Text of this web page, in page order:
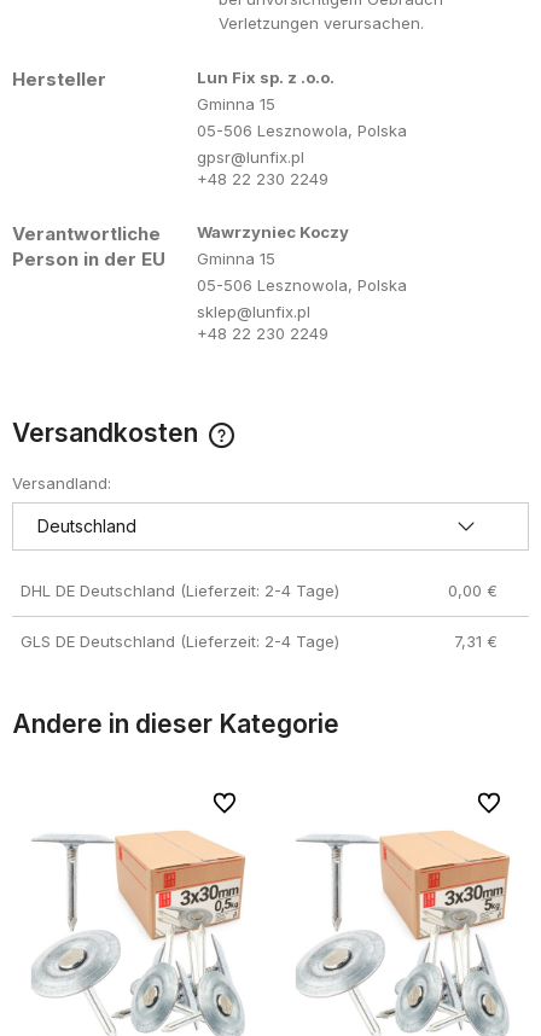
Verletzungen verursachen.
Hersteller
Lun Fix sp. z .o.o.
Gminna 15
05-506 Lesznowola, Polska
gpsr@lunfix.pl
+48 22 230 2249
Verantwortliche
Person in der EU
Wawrzyniec Koczy
Gminna 15
05-506 Lesznowola, Polska
sklep@lunfix.pl
+48 22 230 2249
Versandkosten
Zahlungskosten
Versandland:
DHL DE Deutschland (Lieferzeit: 2-4 Tage) 0,00 €
GLS DE Deutschland (Lieferzeit: 2-4 Tage) 7,31 €
Andere in dieser Kategorie
Zu Favoriten
Zu Favoriten Zu
Zu